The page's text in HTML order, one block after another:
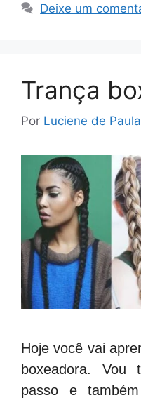
Deixe um
Trança
Por Luciene de Paula
Hoje você vai
boxeadora.
passo e